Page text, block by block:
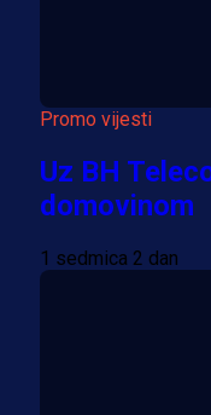
Promo vijesti
Uz BH
domovinom
1 sedmica 2 dan